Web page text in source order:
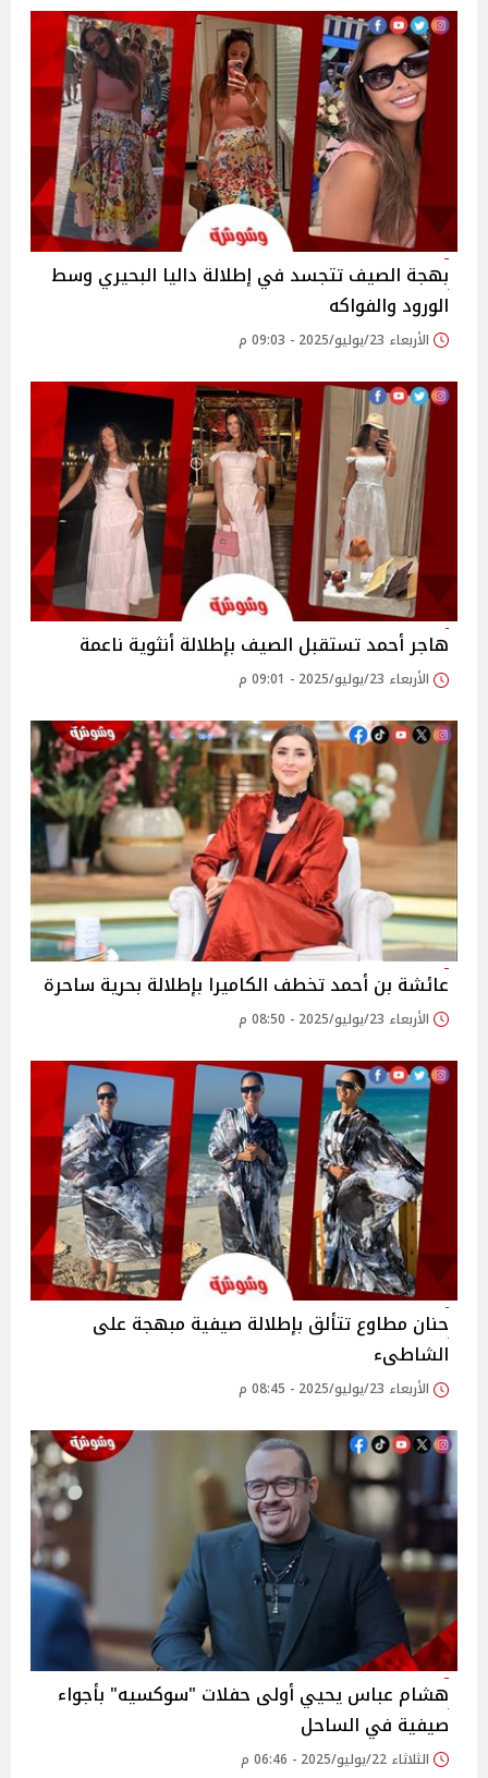
بهجة الصيف تتجسد في إطلالة داليا البحيري وسط
الورود والفواكه
الأربعاء 23/يوليو/2025 - 09:03 م
هاجر أحمد تستقبل الصيف بإطلالة أنثوية ناعمة
الأربعاء 23/يوليو/2025 - 09:01 م
عائشة بن أحمد تخطف الكاميرا بإطلالة بحرية ساحرة
الأربعاء 23/يوليو/2025 - 08:50 م
حنان مطاوع تتألق بإطلالة صيفية مبهجة على
الشاطىء
الأربعاء 23/يوليو/2025 - 08:45 م
هشام عباس يحيي أولى حفلات "سوكسيه" بأجواء
صيفية في الساحل‎
الثلاثاء 22/يوليو/2025 - 06:46 م